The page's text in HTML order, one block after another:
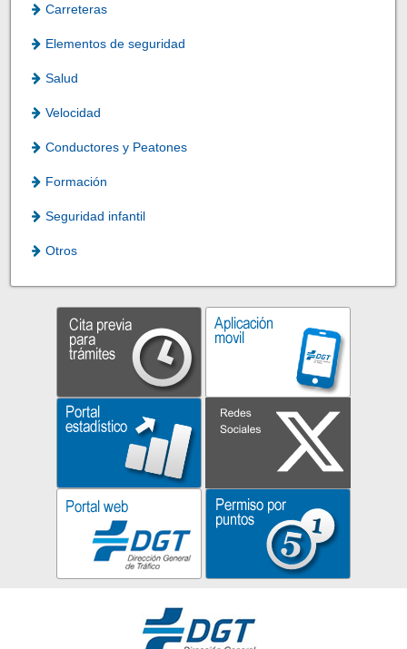
Carreteras
Elementos de seguridad
Salud
Velocidad
Conductores y Peatones
Formación
Seguridad infantil
Otros